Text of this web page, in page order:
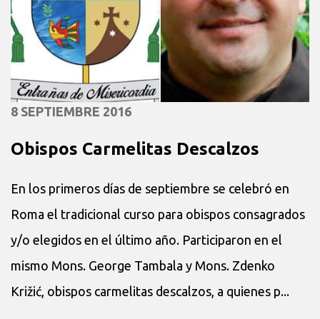
8 SEPTIEMBRE 2016
Obispos Carmelitas Descalzos
En los primeros días de septiembre se celebró en
Roma el tradicional curso para obispos consagrados
y/o elegidos en el último año. Participaron en el
mismo Mons. George Tambala y Mons. Zdenko
Križić, obispos carmelitas descalzos, a quienes p...